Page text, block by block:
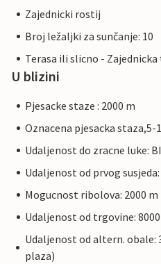
Zajednicki rostij
Broj ležaljki za sunčanje: 10
Terasa ili slicno -
U blizini
Pjesacke staze : 2000 m
Oznacena pjesacka staza,5-
Udaljenost do zracne luke:
Udaljenost od prvog susjeda:
Mogucnost ribolova: 2000 m
Udaljenost od trgovine:
Udaljenost od altern. obale:
plaza)